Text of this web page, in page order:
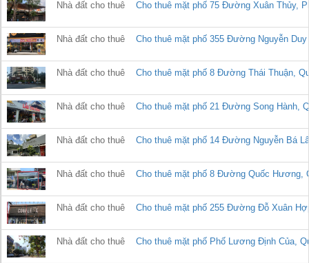
Nhà đất cho thuê Cho thuê mặt phố 75 Đường Xuân Thủy,
Nhà đất cho thuê Cho thuê mặt phố 355 Đường Nguyễn
Nhà đất cho thuê Cho thuê mặt phố 8 Đường Thái Thuận,
Nhà đất cho thuê Cho thuê mặt phố 21 Đường Song Hành,
Nhà đất cho thuê Cho thuê mặt phố 14 Đường Nguyễn Bá
Nhà đất cho thuê Cho thuê mặt phố 8 Đường Quốc Hương,
Nhà đất cho thuê Cho thuê mặt phố 255 Đường Đỗ Xuân
Nhà đất cho thuê Cho thuê mặt phố Phố Lương Định Của,